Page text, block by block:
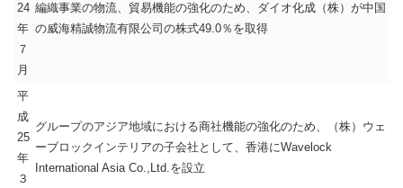
24
年
７
月
編織事業の物流、貿易機能の強化のため、ダイオ化成（株）が中国
の威海精誠物流有限公司の株式49.0％を取得
平
成
25
年
３
グループのアジア地域における商社機能の強化のため、（株）ウェ
ーブロックインテリアの子会社として、香港にWavelock
International Asia Co.,Ltd.を設立